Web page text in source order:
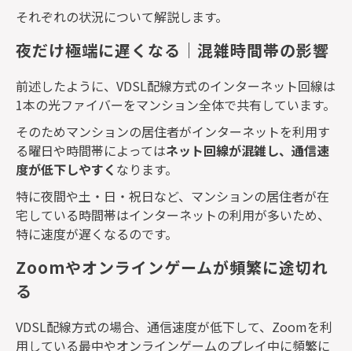
それぞれの状況について解説します。
夜だけ極端に遅くなる｜混雑時間帯の影響
前述したように、 VDSL配線方式のインターネット回線は
1本の光ファイバーをマンション全体で共有しています。
そのためマンションの居住者がインターネットを利用す
る曜日や時間帯によってはネット回線が混雑し、通信速
度が低下しやすく なります。
特に夜間や土・日・祝日など、マンションの居住者が在
宅している時間帯はインターネットの利用が多いため、
特に速度が遅くなるのです。
Zoomやオンラインゲームが頻繁に途切れ
る
VDSL配線方式の場合、通信速度が低下して、 Zoomを利
用している最中やオンラインゲームのプレイ中に頻繁に